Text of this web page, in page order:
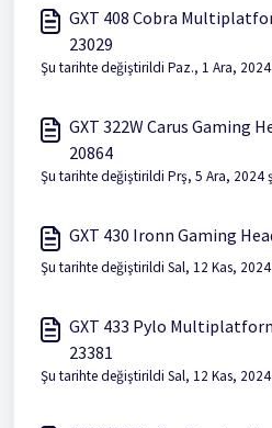
GXT 408 Cobra
23029
Şu tarihte değiştirildi Paz., 1 Ara,
GXT 322W Carus Gaming
20864
Şu tarihte değiştirildi Prş, 5 Ara, 2024
GXT 430 Ironn Gaming
Şu tarihte değiştirildi Sal, 12 Kas,
GXT 433 Pylo
23381
Şu tarihte değiştirildi Sal, 12 Kas,